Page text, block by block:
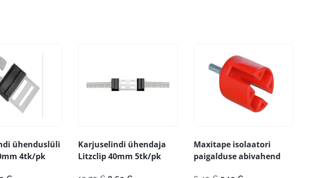
ühenduslüli
4tk/pk
Karjuselindi ühendaja
Litzclip 40mm 5tk/pk
Maxitape isolaatori
paigalduse abivahend